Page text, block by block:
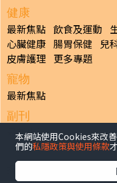
健康
最新焦點 飲食及運動
心臟健康 腸胃保健 兒
皮膚護理 更多專題
寵物
最新焦點
副刊
最新焦點
日報
本網站使用Cookies來改
們的私隱政策與使用條款